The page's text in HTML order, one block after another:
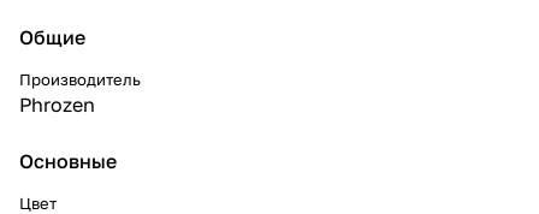
Общие
Производитель
Phrozen
Основные
Цвет